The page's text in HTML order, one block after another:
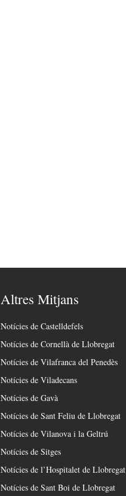
Altres Mitjans
Notícies de Castelldefels
Notícies de Cornellà de Llobregat
Notícies de Vilafranca del Penedès
Notícies de Viladecans
Notícies de Gavà
Notícies de Sant Feliu de Llobregat
Notícies de Vilanova i la Geltrú
Notícies de Sitges
Notícies de l’Hospitalet de Llobregat
Notícies de Sant Boi de Llobregat